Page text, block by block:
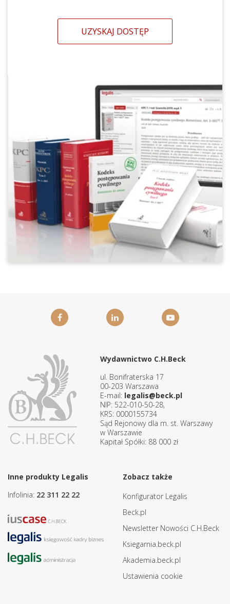
UZYSKAJ DOSTĘP
Wydawnictwo C.H.Beck
ul. Bonifraterska 17
00-203 Warszawa
E-mail: legalis@beck.pl
NIP: 522-010-50-28,
KRS: 0000155734
Sąd Rejonowy dla m. st. Warszawy
w Warszawie
Kapitał Spółki: 88 000 zł
Inne produkty Legalis
Infolinia: 22 311 22 22
Zobacz także
Konfigurator Legalis
Beck.pl
Newsletter Nowości C.H.Beck
Ksiegarnia.beck.pl
Akademia.beck.pl
Ustawienia cookie